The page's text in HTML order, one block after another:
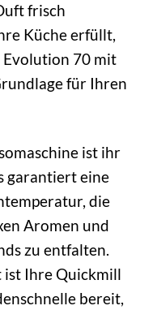
frisch
Küche erfüllt,
70 mit
für Ihren
ist ihr
garantiert eine
die
Aromen und
zu entfalten.
ist Ihre Quickmill
bereit,